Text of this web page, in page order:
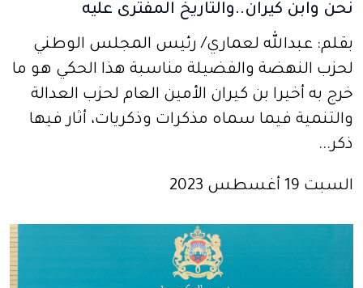
نحن وابن كيران..والتاريخ المفترى عليه
بقلم: عبدالله لعماري/ رئيس المجلس الوطني
لحزب النهضة والفضيلة مناسبة هذا الحكي هو ما
خرج به أخيرا بن كيران الأمين العام لحزب العدالة
والتنمية فيما سماه مذكرات وذكريات، أثار فيها
ذكر...
السبت 19 أغسطس 2023